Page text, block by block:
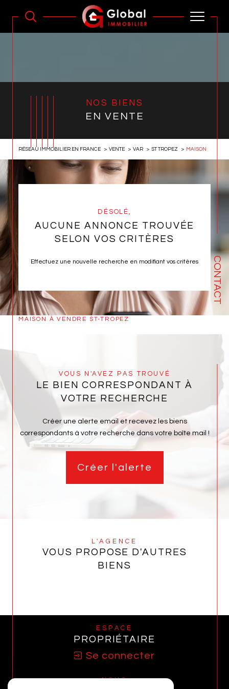
CONTACT
NOS BIENS
EN VENTE
RÉSEAU IMMOBILIER EN FRANCE VENTE VAR ST TROPEZ MAISON
DÉSOLÉ,
AUCUNE ANNONCE TROUVÉE
SELON VOS CRITÈRES
Effectuez une nouvelle recherche en modifiant vos critères
MAISON À VENDRE ST-TROPEZ
VOUS N'AVEZ PAS TROUVÉ
LE BIEN CORRESPONDANT À
VOTRE RECHERCHE
Créer une alerte email et recevez les biens
correspondants à votre recherche dans votre boîte mail !
Créer l'alerte
L'AGENCE
VOUS PROPOSE D'AUTRES
BIENS
ESPACE
PROPRIÉTAIRE
Se connecter
NOUS